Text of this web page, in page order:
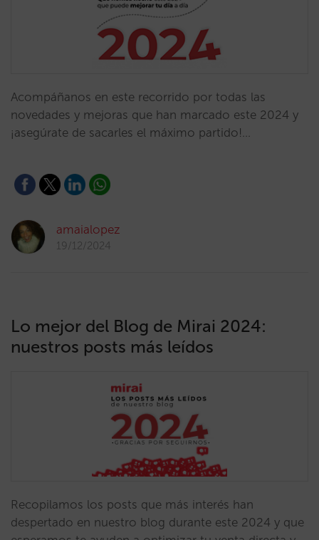
Acompáñanos en este recorrido por todas las
novedades y mejoras que han marcado este 2024 y
¡asegúrate de sacarles el máximo partido!…
amaialopez
19/12/2024
Lo mejor del Blog de Mirai 2024:
nuestros posts más leídos
Recopilamos los posts que más interés han
despertado en nuestro blog durante este 2024 y que